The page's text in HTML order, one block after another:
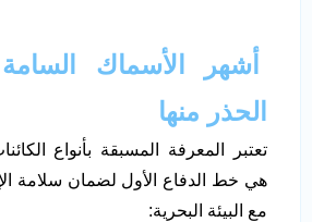
أشهر الأسماك
الحذر منها
تعتبر المعرفة المسبقة بأنواع
هي خط الدفاع الأول لضمان سلامة
مع البيئة البحرية: